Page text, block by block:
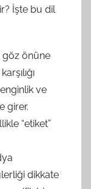
İşte bu dil
göz önüne
ve
girer.
“etiket”
dikkate